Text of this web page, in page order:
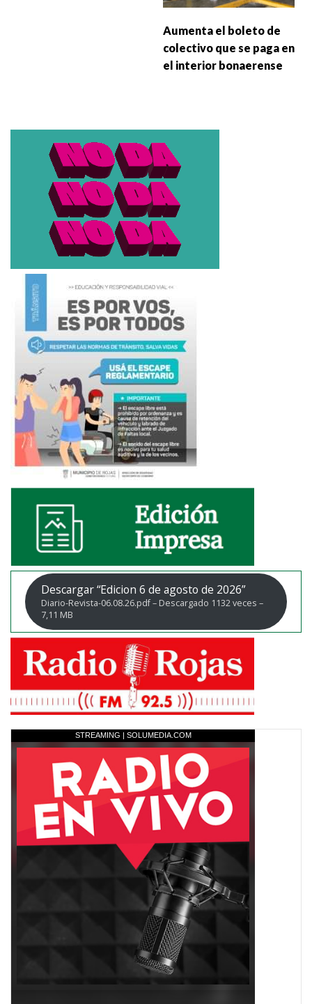
Aumenta el boleto de
colectivo que se paga en
el interior bonaerense
Descargar “Edicion 6 de agosto de 2026”
Diario-Revista-06.08.26.pdf – Descargado 1132 veces –
7,11 MB